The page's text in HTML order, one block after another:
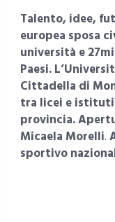
Talento, idee,
europea sposa
università e
Paesi.
Cittadella di
tra licei e istituti
provincia.
Micaela Morelli.
sportivo